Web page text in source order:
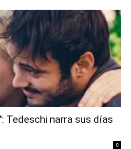
Tedeschi narra sus días
0